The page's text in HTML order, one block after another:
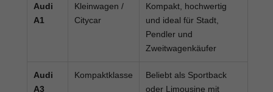
Audi
A1
Kleinwagen /
Citycar
Kompakt, hochwertig
und ideal für Stadt,
Pendler und
Zweitwagenkäufer
Audi
A3
Kompaktklasse
Beliebt als Sportback
oder Limousine mit